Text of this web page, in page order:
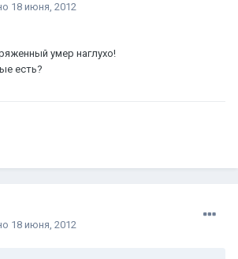
18 июня, 2012
умер наглухо!
есть?
18 июня, 2012